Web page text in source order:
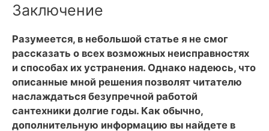
Заключение
Разумеется, в небольшой статье я не смог
рассказать о всех возможных неисправностях
и способах их устранения. Однако надеюсь, что
описанные мной решения позволят читателю
наслаждаться безупречной работой
сантехники долгие годы. Как обычно,
дополнительную информацию вы найдете в